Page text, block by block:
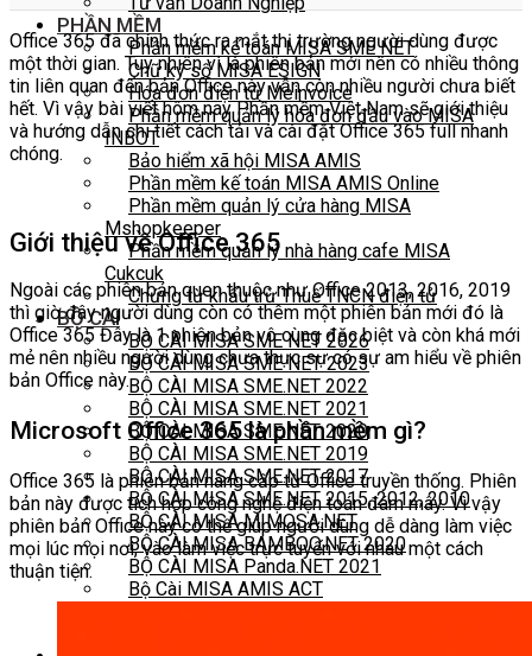
PHẦN MỀM
Phần mềm kế toán MISA SME NET
Chữ ký số MISA ESIGN
Hóa đơn điện tử Meinvoice
Phần mềm quản lý hóa đơn đầu vào MISA
INBOT
Bảo hiểm xã hội MISA AMIS
Phần mềm kế toán MISA AMIS Online
Phần mềm quản lý cửa hàng MISA
Mshopkeeper
Phần mềm quản lý nhà hàng cafe MISA
Cukcuk
Chứng từ khấu trừ Thuế TNCN điện tử
BỘ CÀI
BỘ CÀI MISA SME NET 2026
BỘ CÀI MISA SME NET 2023
BỘ CÀI MISA SME.NET 2022
BỘ CÀI MISA SME.NET 2021
BỘ CÀI MISA SME.NET 2020
BỘ CÀI MISA SME.NET 2019
BỘ CÀI MISA SME.NET 2017
BỘ CÀI MISA SME.NET 2015, 2012, 2010
BỘ CÀI MISA MIMOSA.NET
BỘ CÀI MISA BAMBOO.NET 2020
BỘ CÀI MISA Panda.NET 2021
Bộ Cài MISA AMIS ACT
Office 365 đã chính thức ra mắt thị trường người dùng được
một thời gian. Tuy nhiên vì là phiên bản mới nên có nhiều thông
tin liên quan đến bản Office này vẫn còn nhiều người chưa biết
hết. Vì vậy bài viết hôm nay Phần mềm Việt Nam sẽ giới thiệu
và hướng dẫn chi tiết cách tải và cài đặt Office 365 full nhanh
chóng.
Giới thiệu về Office 365
Ngoài các phiên bản quen thuộc như Office 2013, 2016, 2019
thì giờ đây người dùng còn có thêm một phiên bản mới đó là
Office 365 Đây là 1 phiên bản vô cùng đặc biệt và còn khá mới
mẻ nên nhiều người dùng chưa thực sự có sự am hiểu về phiên
bản Office này.
Microsoft Office 365 là phần mềm gì?
Office 365 là phiên bản nâng cấp từ Office truyền thống. Phiên
bản này được tích hợp công nghệ điện toán đám mây. Vì vậy
phiên bản Office này có thể giúp người dùng dễ dàng làm việc
mọi lúc mọi nơi, vào làm việc trực tuyến với nhau một cách
thuận tiện.